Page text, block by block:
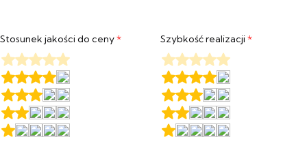
Stosunek jakości do ceny* Szybkość realizacji*